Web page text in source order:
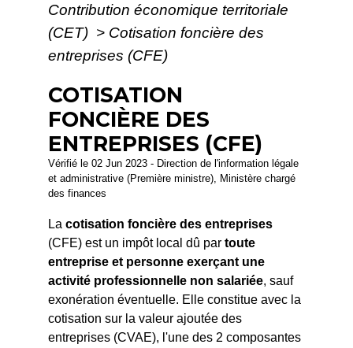
Contribution économique territoriale
(CET) > Cotisation foncière des
entreprises (CFE)
COTISATION
FONCIÈRE DES
ENTREPRISES (CFE)
Vérifié le 02 Jun 2023 - Direction de l'information légale
et administrative (Première ministre), Ministère chargé
des finances
Lacotisation foncière des entreprises
(CFE) est un impôt local dû partoute
entreprise et personne exerçant une
activité professionnelle non salariée, sauf
exonération éventuelle. Elle constitue avec la
cotisation sur la valeur ajoutée des
entreprises (CVAE), l'une des 2 composantes